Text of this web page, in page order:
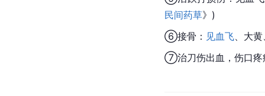
民间药草》)
⑥接骨： 见血飞 、大
⑦治刀伤出血，伤口疼